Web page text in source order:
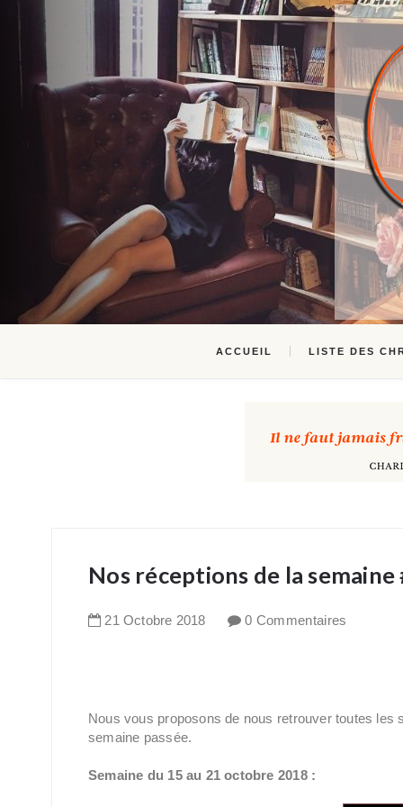
ACCUEIL LISTE DES
Nos réceptions de la semaine
21 Octobre 2018 0 Commentaires
Nous vous proposons de nous retrouver toutes
semaine passée.
Semaine du 15 au 21 octobre 2018 :